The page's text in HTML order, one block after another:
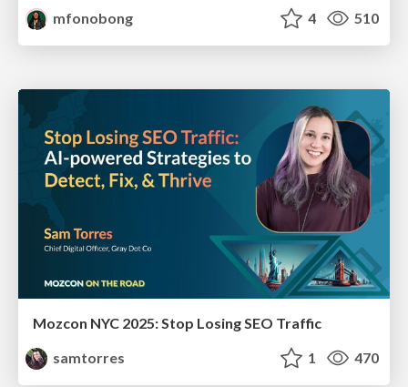
mfonobong
4 510
Mozcon NYC 2025: Stop Losing SEO Traffic
samtorres
1 470